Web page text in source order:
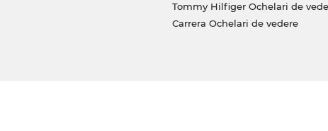
Tommy Hilfiger Ochelari de
Carrera Ochelari de vedere